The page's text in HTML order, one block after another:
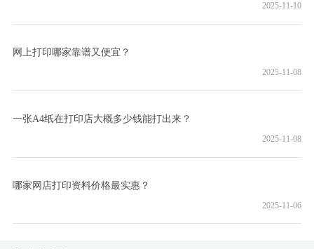
2025-11-10
网上打印哪家靠谱又便宜？
2025-11-08
一张A4纸在打印店大概多少钱能打出来？
2025-11-08
哪家网店打印资料价格最实惠？
2025-11-06